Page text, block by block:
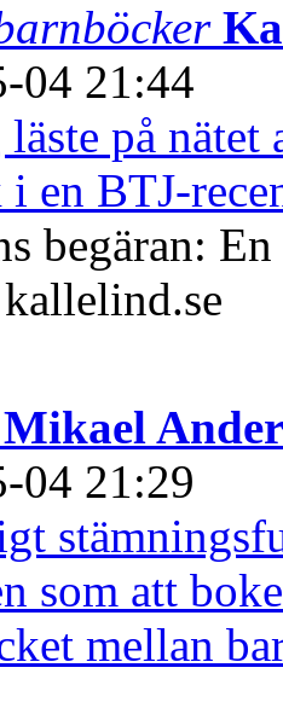
04 21:44
på nätet
en BTJ-
begäran:
Mikael
04 21:29
som att
mellan